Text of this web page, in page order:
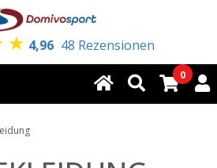
★ 4,96 48 Rezensionen
0